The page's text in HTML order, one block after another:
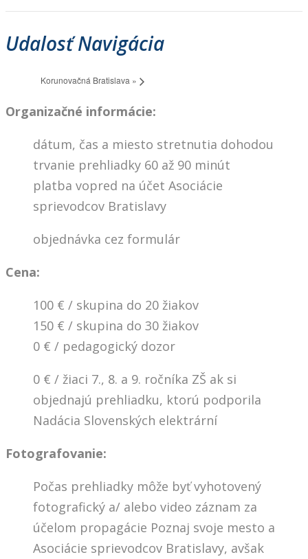
Udalosť Navigácia
Korunovačná Bratislava »
Organizačné informácie:
dátum, čas a miesto stretnutia dohodou
trvanie prehliadky 60 až 90 minút
platba vopred na účet Asociácie
sprievodcov Bratislavy
objednávka cez formulár
Cena:
100 € / skupina do 20 žiakov
150 € / skupina do 30 žiakov
0 € / pedagogický dozor
0 € / žiaci 7., 8. a 9. ročníka ZŠ ak si
objednajú prehliadku, ktorú podporila
Nadácia Slovenských elektrární
Fotografovanie:
Počas prehliadky môže byť vyhotovený
fotografický a/ alebo video záznam za
účelom propagácie Poznaj svoje mesto a
Asociácie sprievodcov Bratislavy, avšak